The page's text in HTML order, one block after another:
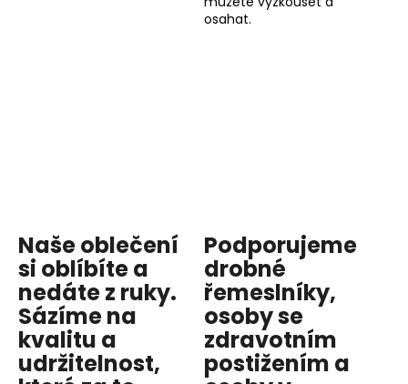
osahat.
Naše oblečení
si oblíbíte a
nedáte z ruky.
Sázíme na
kvalitu a
udržitelnost,
Podporujeme
drobné
řemeslníky,
osoby se
zdravotním
postižením a